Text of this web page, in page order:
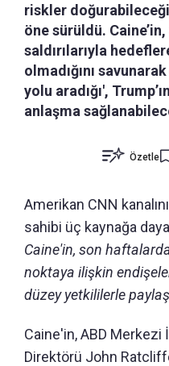
riskler doğurabileceği
öne sürüldü.
saldırılarıyla
olmadığını
yolu aradığı',
anlaşma
Özetle
Amerikan CNN
sahibi üç kaynağa
Caine'in, son
noktaya ilişkin
düzey yetkililerle
Caine'in, ABD Merkezi
Direktörü John